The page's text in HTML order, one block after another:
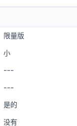
限量版
小
---
---
是的
没有